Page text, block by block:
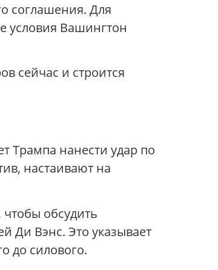
соглашения. Для
условия Вашингтон
сейчас и строится
Трампа нанести удар по
настаивают на
обсудить
Ди Вэнс. Это указывает
до силового.